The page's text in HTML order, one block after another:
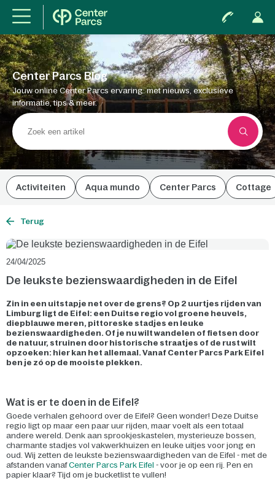
Center Parcs Blog
Jouw online Center Parcs ervaring: met nieuws, exclusieve
informatie, tips & meer.
Activiteiten Aqua mundo Center Parcs Cottage
Terug
24/04/2025
De leukste bezienswaardigheden in de Eifel
Zin in een uitstapje net over de grens? Op 2 uurtjes rijden van
Limburg ligt de Eifel: een Duitse regio vol groene heuvels,
diepblauwe meren, pittoreske stadjes en leuke
bezienswaardigheden. Of je nu wilt wandelen of fietsen door
de natuur, struinen door historische straatjes of de rust wilt
opzoeken: hier kan het allemaal. Vanaf Center Parcs Park Eifel
ben je zó op de mooiste plekken.
Wat is er te doen in de Eifel?
Goede verhalen gehoord over de Eifel? Geen wonder! Deze Duitse
regio ligt op maar een paar uur rijden, maar voelt als een totaal
andere wereld. Denk aan sprookjeskastelen, mysterieuze bossen,
charmante stadjes vol vakwerkhuizen en leuke uitjes voor jong en
oud. Wij zetten de leukste bezienswaardigheden van de Eifel - met de
afstanden vanafCenter Parcs Park Eifel - voor je op een rij. Pen en
papier klaar? Tijd om je bucketlist te vullen!